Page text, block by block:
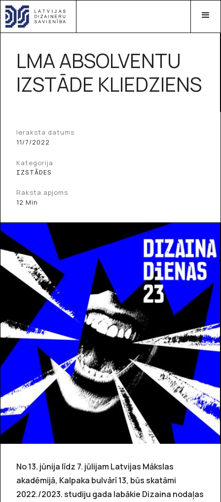
LMA ABSOLVENTU
IZSTĀDE KLIEDZIENS
Ieraksta datums
11/7/2022
Kategorija
IZSTĀDES
Raksta apjoms
12 Min
No 13. jūnija līdz 7. jūlijam Latvijas Mākslas
akadēmijā, Kalpaka bulvārī 13, būs skatāmi
2022./2023. studiju gada labākie Dizaina nodaļas